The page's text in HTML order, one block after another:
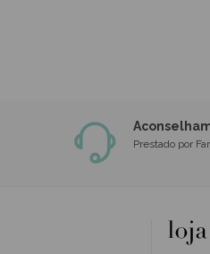
Prestado por